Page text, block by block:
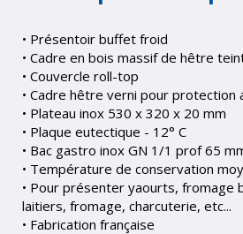
• Présentoir buffet froid
• Cadre en bois massif de hêtre
• Couvercle roll-top
• Cadre hêtre verni pour protection
• Plateau inox 530 x 320 x 20 mm
• Plaque eutectique - 12° C
• Bac gastro inox GN 1/1 prof 65
• Température de conservation
• Pour présenter yaourts, fromage
laitiers, fromage, charcuterie, etc...
• Fabrication française